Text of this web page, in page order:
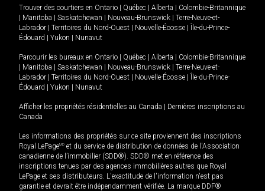
Trouver des courtiers en Ontario | Québec | Alberta | Colombie-Britannique
| Manitoba | Saskatchewan | Nouveau-Brunswick | Terre-Neuve-et-
Labrador | Territoires du Nord-Ouest | Nouvelle-Écosse | Île-du-Prince-
Édouard | Yukon | Nunavut
Parcourir les bureaux en Ontario | Québec | Alberta | Colombie-Britannique
| Manitoba | Saskatchewan | Nouveau-Brunswick | Terre-Neuve-et-
Labrador | Territoires du Nord-Ouest | Nouvelle-Écosse | Île-du-Prince-
Édouard | Yukon | Nunavut
Afficher les propriétés résidentielles au Canada | Dernières inscriptions au
Canada
Les informations des propriétés sur ce site proviennent des inscriptions
Royal LePageMD et du service de distribution de données de l'Association
canadienne de l’immobilier (SDD®). SDD® met en référence des
inscriptions tenues par des agences immobilières autres que Royal
LePage et ses distributeurs. L'exactitude de l'information n'est pas
garantie et devrait être indépendamment vérifiée. La marque DDF®